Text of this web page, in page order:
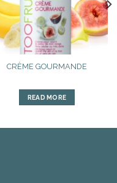
CRÈME GOURMANDE
READ MORE